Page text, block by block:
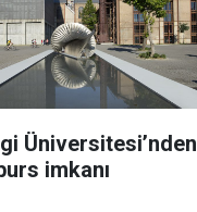
Üniversitesi’nden 30.
imkanı